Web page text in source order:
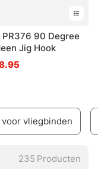
PR376 90 Degree
Jig Hook
vliegbinden
235 Producten